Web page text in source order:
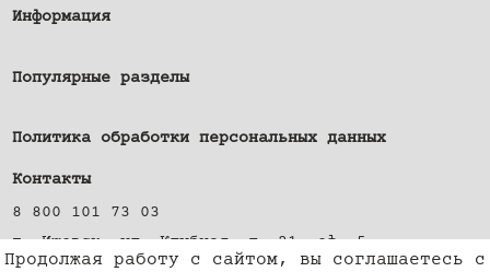
Информация
Популярные разделы
Политика обработки персональных данных
Контакты
8 800 101 73 03
г. Ижевск, ул. Клубная, д. 21, оф. 5
Продолжая работу с сайтом, вы соглашаетесь с